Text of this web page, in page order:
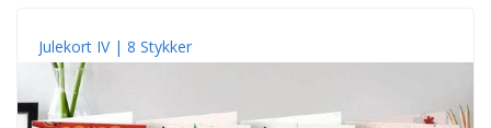
Julekort IV | 8 Stykker